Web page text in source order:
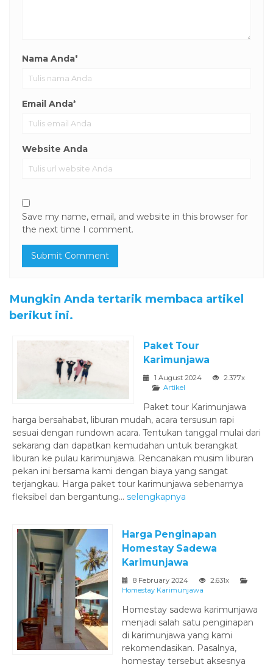
Nama Anda*
Email Anda*
Website Anda
Save my name, email, and website in this browser for
the next time I comment.
Mungkin Anda tertarik membaca artikel
berikut ini.
Paket Tour
Karimunjawa
1 August 2024
2.377x
Artikel
Paket tour Karimunjawa
harga bersahabat, liburan mudah, acara tersusun rapi
sesuai dengan rundown acara. Tentukan tanggal mulai dari
sekarang dan dapatkan kemudahan untuk berangkat
liburan ke pulau karimunjawa. Rencanakan musim liburan
pekan ini bersama kami dengan biaya yang sangat
terjangkau. Harga paket tour karimunjawa sebenarnya
fleksibel dan bergantung... selengkapnya
Harga Penginapan
Homestay Sadewa
Karimunjawa
8 February 2024
2.631x
Homestay Karimunjawa
Homestay sadewa karimunjawa
menjadi salah satu penginapan
di karimunjawa yang kami
rekomendasikan. Pasalnya,
homestay tersebut aksesnya